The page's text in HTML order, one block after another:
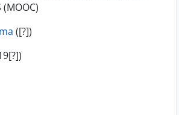
(MOOC)
([?])